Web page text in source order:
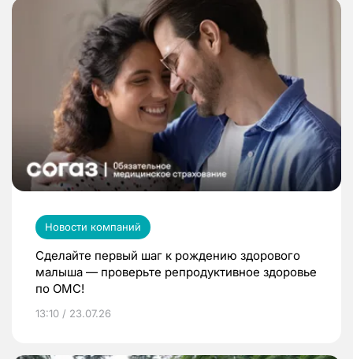
Новости компаний
Сделайте первый шаг к рождению здорового
малыша — проверьте репродуктивное здоровье
по ОМС!
13:10 / 23.07.26